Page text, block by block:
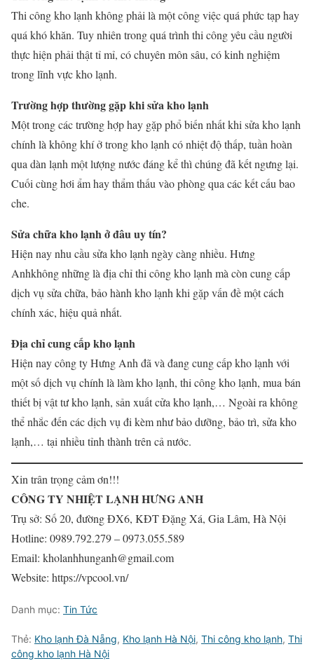
Thi công kho lạnh không phải là một công việc quá phức tạp hay
quá khó khăn. Tuy nhiên trong quá trình thi công yêu cầu người
thực hiện phải thật tỉ mỉ, có chuyên môn sâu, có kinh nghiệm
trong lĩnh vực kho lạnh.
Trường hợp thường gặp khi sửa kho lạnh
Một trong các trường hợp hay gặp phổ biến nhất khi sửa kho lạnh
chính là không khí ở trong kho lạnh có nhiệt độ thấp, tuần hoàn
qua dàn lạnh một lượng nước đáng kể thì chúng đã kết ngưng lại.
Cuối cùng hơi ẩm hay thẩm thấu vào phòng qua các kết cấu bao
che.
Sửa chữa kho lạnh ở đâu uy tín?
Hiện nay nhu cầu sửa kho lạnh ngày càng nhiều. Hưng
Anhkhông những là địa chỉ thi công kho lạnh mà còn cung cấp
dịch vụ sửa chữa, bảo hành kho lạnh khi gặp vấn đề một cách
chính xác, hiệu quả nhất.
Địa chỉ cung cấp kho lạnh
Hiện nay công ty Hưng Anh đã và đang cung cấp kho lạnh với
một số dịch vụ chính là làm kho lạnh, thi công kho lạnh, mua bán
thiết bị vật tư kho lạnh, sản xuất cửa kho lạnh,… Ngoài ra không
thể nhắc đến các dịch vụ đi kèm như bảo dưỡng, bảo trì, sửa kho
lạnh,… tại nhiều tỉnh thành trên cả nước.
Xin trân trọng cảm ơn!!!
CÔNG TY NHIỆT LẠNH HƯNG ANH
Trụ sở: Số 20, đường ĐX6, KĐT Đặng Xá, Gia Lâm, Hà Nội
Hotline: 0989.792.279 – 0973.055.589
Email: kholanhhunganh@gmail.com
Website: https://vpcool.vn/
Danh mục: Tin Tức
Thẻ: Kho lạnh Đà Nẵng, Kho lạnh Hà Nội, Thi công kho lạnh, Thi
công kho lạnh Hà Nội